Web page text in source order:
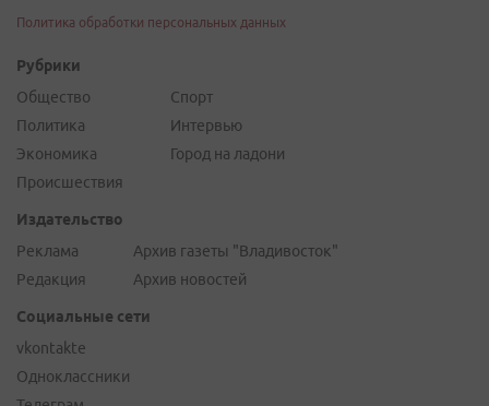
Политика обработки персональных данных
Рубрики
Общество
Политика
Экономика
Происшествия
Спорт
Интервью
Город на ладони
Издательство
Реклама
Редакция
Архив газеты "Владивосток"
Архив новостей
Социальные сети
vkontakte
Одноклассники